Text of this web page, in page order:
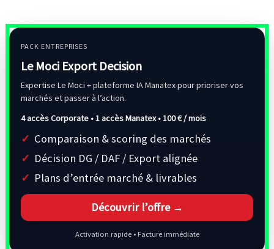
PACK ENTREPRISES
Le Moci Export Decision
Expertise Le Moci + plateforme IA Manatex pour prioriser vos
marchés et passer à l’action.
4 accès Corporate • 1 accès Manatex •100 € / mois
Comparaison & scoring des marchés
Décision DG / DAF / Export alignée
Plans d’entrée marché & livrables
Découvrir l’offre →
Activation rapide • Facture immédiate